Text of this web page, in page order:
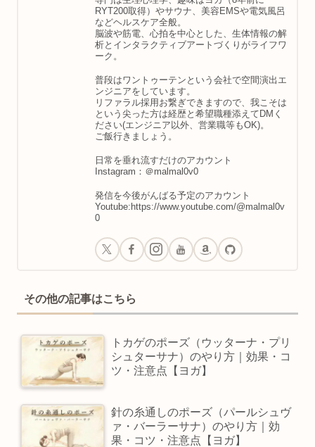
RYT200取得）やサウナ、美容EMSや電気風呂
などヘルスケア全般。
脳波や筋電、心拍を中心とした、生体情報の解
析とインタラクティブアートづくりがライフワ
ーク。
普段はワントゥーテンという会社で空間演出エ
ンジニアをしています。
リファラル採用お繋ぎできますので、我こそは
という尖った方は経歴と希望職種添えてDMく
ださい(エンジニア以外、営業職等もOK)。
ご飯行きましょう。
日常を垂れ流すだけのアカウント
Instagram：＠malmal0v0
発信を今後がんばる予定のアカウント
Youtube:https://www.youtube.com/@malmal0v
0
その他の記事はこちら
トカゲのポーズ（ウッターナ・プリ
シュターサナ）のやり方｜効果・コ
ツ・注意点【ヨガ】
針の糸通しのポーズ（パールシュヴ
ァ・バーラーサナ）のやり方｜効
果・コツ・注意点【ヨガ】